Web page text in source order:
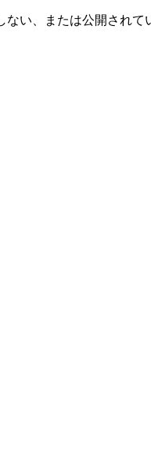
ない、または公開されて